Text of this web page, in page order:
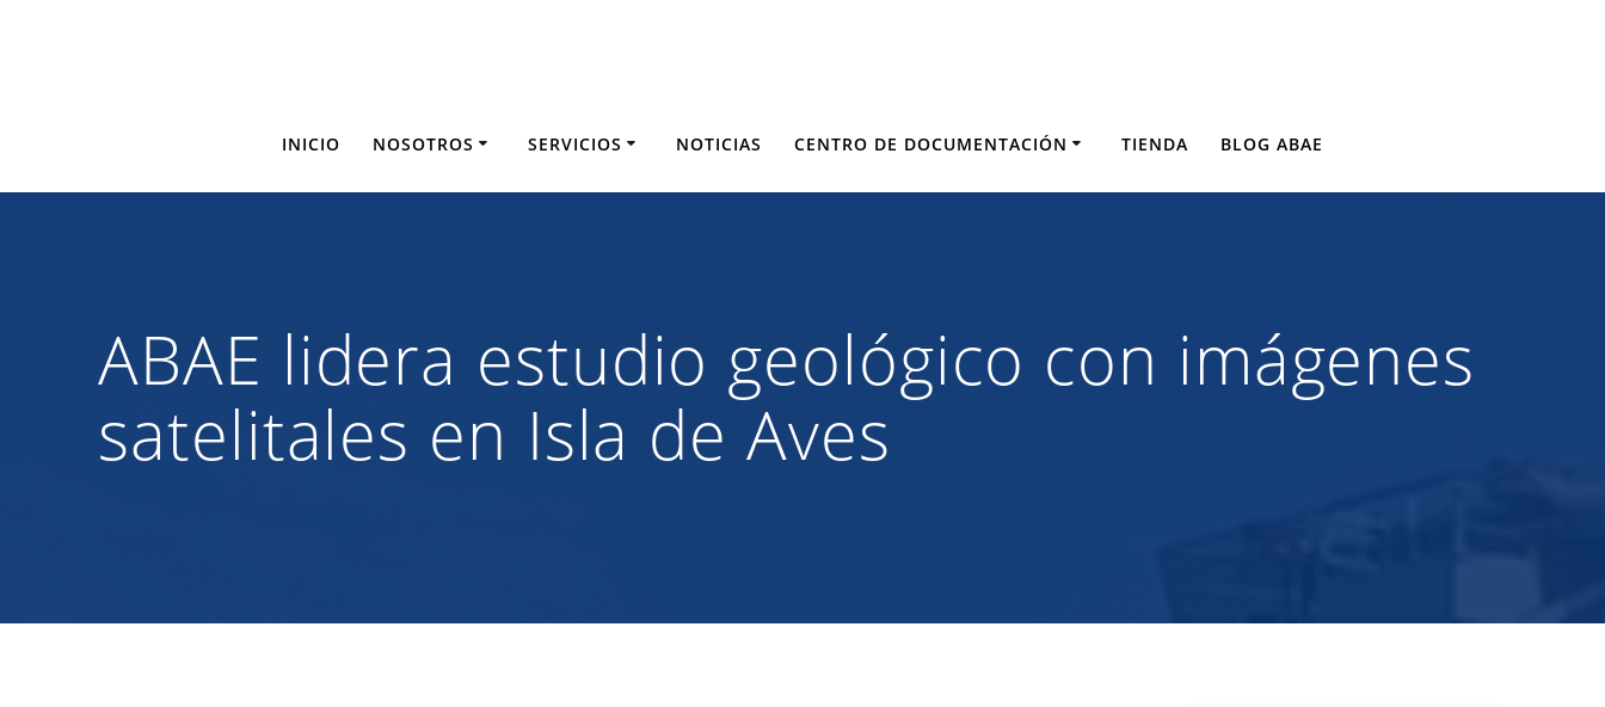
INICIO NOSOTROS SERVICIOS NOTICIAS CENTRO DE DOCUMENTACIÓN TIENDA BLOG ABAE
ABAE lidera estudio geológico con imágenes
satelitales en Isla de Aves